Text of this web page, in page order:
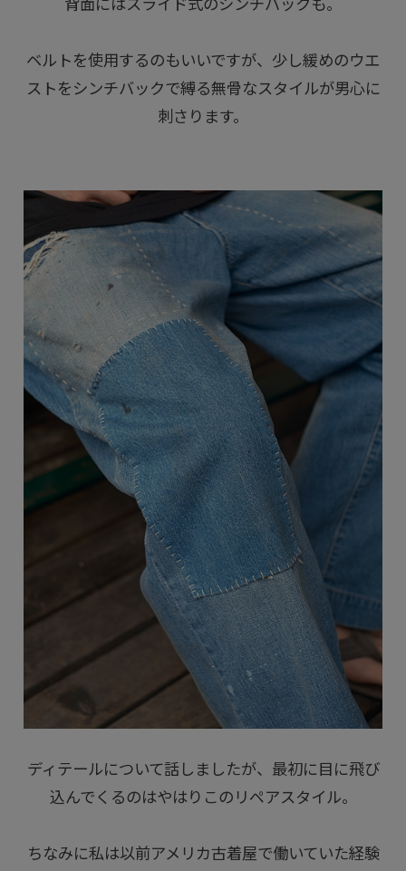
背面にはスライド式のシンチバックも。
ベルトを使用するのもいいですが、少し緩めのウエ
ストをシンチバックで縛る無骨なスタイルが男心に
刺さります。
ディテールについて話しましたが、最初に目に飛び
込んでくるのはやはりこのリペアスタイル。
ちなみに私は以前アメリカ古着屋で働いていた経験